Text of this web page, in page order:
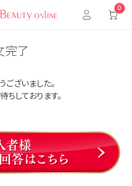
0
完了
ございました。
ちしております。